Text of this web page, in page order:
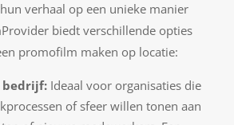
verhaal op een unieke manier
biedt verschillende opties
promofilm maken op locatie:
Ideaal voor organisaties die
of sfeer willen tonen aan